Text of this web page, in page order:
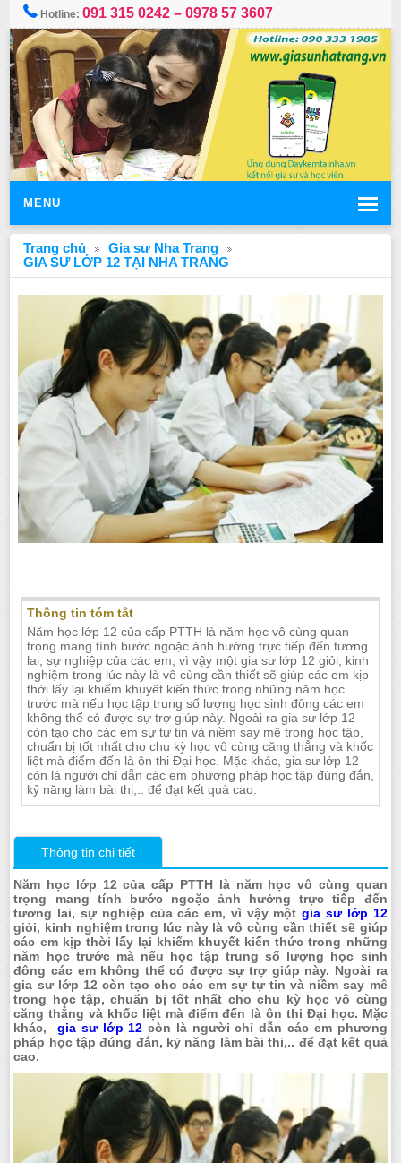
Hotline:091 315 0242 – 0978 57 3607
MENU
Trang chủ
Gia sư Nha Trang
GIA SƯ LỚP 12 TẠI NHA TRANG
Thông tin tóm tắt
Năm học lớp 12 của cấp PTTH là năm học vô cùng quan
trọng mang tính bước ngoặc ảnh hưởng trực tiếp đến tương
lai, sự nghiệp của các em, vì vậy một gia sư lớp 12 giỏi, kinh
nghiệm trong lúc này là vô cùng cần thiết sẽ giúp các em kịp
thời lấy lại khiếm khuyết kiến thức trong những năm học
trước mà nếu học tập trung số lượng học sinh đông các em
không thể có được sự trợ giúp này. Ngoài ra gia sư lớp 12
còn tạo cho các em sự tự tin và niềm say mê trong học tập,
chuẩn bị tốt nhất cho chu kỳ học vô cùng căng thẳng và khốc
liệt mà điểm đến là ôn thi Đại học. Mặc khác, gia sư lớp 12
còn là người chỉ dẫn các em phương pháp học tập đúng đắn,
kỷ năng làm bài thi,.. để đạt kết quả cao.
Thông tin chi tiết
Năm học lớp 12 của cấp PTTH là năm học vô cùng quan
trọng mang tính bước ngoặc ảnh hưởng trực tiếp đến
tương lai, sự nghiệp của các em, vì vậy mộtgia sư lớp 12
giỏi, kinh nghiệm trong lúc này là vô cùng cần thiết sẽ giúp
các em kịp thời lấy lại khiếm khuyết kiến thức trong những
năm học trước mà nếu học tập trung số lượng học sinh
đông các em không thể có được sự trợ giúp này. Ngoài ra
gia sư lớp 12 còn tạo cho các em sự tự tin và niềm say mê
trong học tập, chuẩn bị tốt nhất cho chu kỳ học vô cùng
căng thẳng và khốc liệt mà điểm đến là ôn thi Đại học. Mặc
khác,gia sư lớp 12 còn là người chỉ dẫn các em phương
pháp học tập đúng đắn, kỷ năng làm bài thi,.. để đạt kết quả
cao.